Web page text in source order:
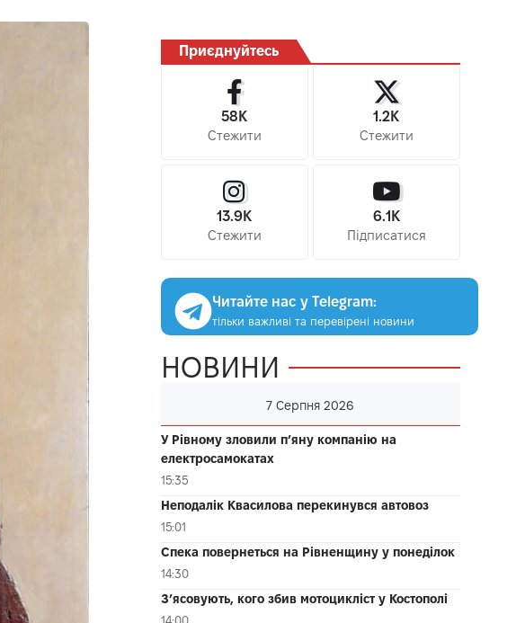
Приєднуйтесь
58K
Стежити
1.2K
Стежити
13.9K
Стежити
6.1K
Підписатися
Читайте нас у Telegram:
тільки важливі та перевірені новини
НОВИНИ
7 Серпня 2026
У Рівному зловили п’яну компанію на
електросамокатах
15:35
Неподалік Квасилова перекинувся автовоз
15:01
Спека повернеться на Рівненщину у понеділок
14:30
З’ясовують, кого збив мотоцикліст у Костополі
14:00